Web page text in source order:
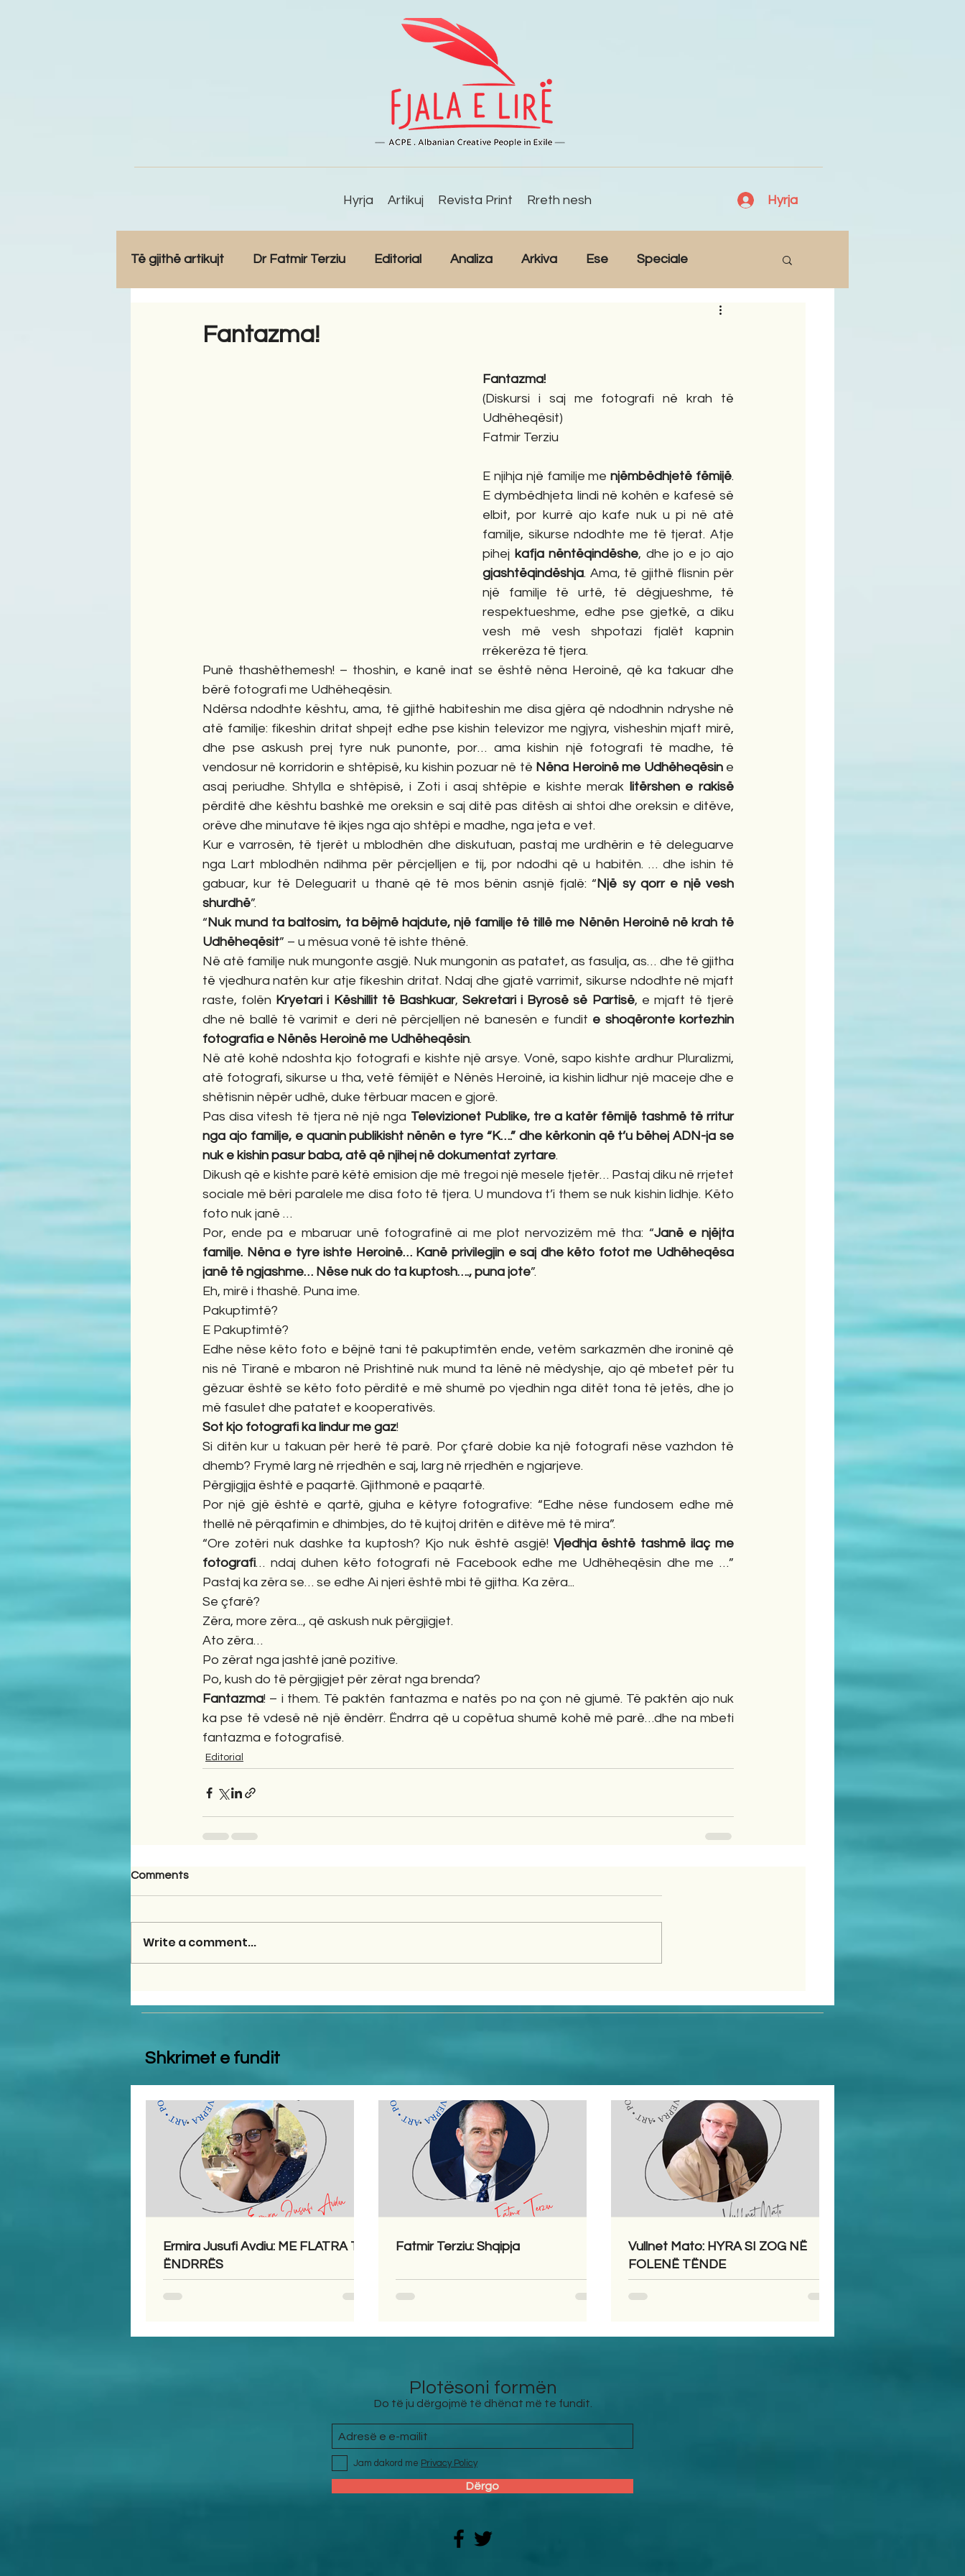
Hyrja Artikuj Revista Print Rreth nesh Hyrja
Të gjithë artikujt Dr Fatmir Terziu Editorial Analiza Arkiva Ese Speciale
Romane English
Fantazma!
Fantazma!
(Diskursi i saj me fotografi në krah të
Udhëheqësit)
Fatmir Terziu
E njihja një familje me njëmbëdhjetë fëmijë.
E dymbëdhjeta lindi në kohën e kafesë së
elbit, por kurrë ajo kafe nuk u pi në atë
familje, sikurse ndodhte me të tjerat. Atje
pihej kafja nëntëqindëshe
gjashtëqindëshja. Ama, të gjithë flisnin për
një familje të urtë, të dëgjueshme, të
respektueshme, edhe pse gjetkë, a diku
vesh më vesh shpotazi fjalët kapnin
rrëkerëza të tjera.
Punë thashëthemesh! – thoshin, e kanë inat se është nëna Heroinë, që ka takuar dhe
bërë fotografi me Udhëheqësin.
Ndërsa ndodhte kështu, ama, të gjithë habiteshin me disa gjëra që ndodhnin ndryshe në
atë familje: fikeshin dritat shpejt edhe pse kishin televizor me ngjyra, visheshin mjaft mirë,
dhe pse askush prej tyre nuk punonte, por… ama kishin një fotografi të madhe, të
vendosur në korridorin e shtëpisë, ku kishin pozuar në të Nëna Heroinë me Udhëheqësin e
asaj periudhe. Shtylla e shtëpisë, i Zoti i asaj shtëpie e kishte merak litërshen e rakisë
përditë dhe kështu bashkë me oreksin e saj ditë pas ditësh ai shtoi dhe oreksin e ditëve,
orëve dhe minutave të ikjes nga ajo shtëpi e madhe, nga jeta e vet.
Kur e varrosën, të tjerët u mblodhën dhe diskutuan, pastaj me urdhërin e të deleguarve
nga Lart mblodhën ndihma për përcjelljen e tij, por ndodhi që u habitën. … dhe ishin të
gabuar, kur të Deleguarit u thanë që të mos bënin asnjë fjalë: “Një sy qorr e një vesh
shurdhë”.
“Nuk mund ta baltosim, ta bëjmë hajdute, një familje të tillë me Nënën Heroinë në krah të
Udhëheqësit” – u mësua vonë të ishte thënë.
Në atë familje nuk mungonte asgjë. Nuk mungonin as patatet, as fasulja, as… dhe të gjitha
të vjedhura natën kur atje fikeshin dritat. Ndaj dhe gjatë varrimit, sikurse ndodhte në mjaft
raste, folën Kryetari i Këshillit të Bashkuar, Sekretari i Byrosë së Partisë, e mjaft të tjerë
dhe në ballë të varimit e deri në përcjelljen në banesën e fundit e shoqëronte kortezhin
fotografia e Nënës Heroinë me Udhëheqësin.
Në atë kohë ndoshta kjo fotografi e kishte një arsye. Vonë, sapo kishte ardhur Pluralizmi,
atë fotografi, sikurse u tha, vetë fëmijët e Nënës Heroinë, ia kishin lidhur një maceje dhe e
shëtisnin nëpër udhë, duke tërbuar macen e gjorë.
Pas disa vitesh të tjera në një nga Televizionet Publike, tre a katër fëmijë tashmë të rritur
nga ajo familje, e quanin publikisht nënën e tyre “K….” dhe kërkonin që t’u bëhej ADN-ja se
nuk e kishin pasur baba, atë që njihej në dokumentat zyrtare.
Dikush që e kishte parë këtë emision dje më tregoi një mesele tjetër… Pastaj diku në rrjetet
sociale më bëri paralele me disa foto të tjera. U mundova t’i them se nuk kishin lidhje. Këto
foto nuk janë …
Por, ende pa e mbaruar unë fotografinë ai me plot nervozizëm më tha: “Janë e njëjta
familje. Nëna e tyre ishte Heroinë… Kanë privilegjin e saj dhe këto fotot me Udhëheqësa
janë të ngjashme… Nëse nuk do ta kuptosh…., puna jote”.
Eh, mirë i thashë. Puna ime.
Pakuptimtë?
E Pakuptimtë?
Edhe nëse këto foto e bëjnë tani të pakuptimtën ende, vetëm sarkazmën dhe ironinë që
nis në Tiranë e mbaron në Prishtinë nuk mund ta lënë në mëdyshje, ajo që mbetet për tu
gëzuar është se këto foto përditë e më shumë po vjedhin nga ditët tona të jetës, dhe jo
më fasulet dhe patatet e kooperativës.
Sot kjo fotografi ka lindur me gaz!
Si ditën kur u takuan për herë të parë. Por çfarë dobie ka një fotografi nëse vazhdon të
dhemb? Frymë larg në rrjedhën e saj, larg në rrjedhën e ngjarjeve.
Përgjigjja është e paqartë. Gjithmonë e paqartë.
Por një gjë është e qartë, gjuha e këtyre fotografive: “Edhe nëse fundosem edhe më
thellë në përqafimin e dhimbjes, do të kujtoj dritën e ditëve më të mira”.
“Ore zotëri nuk dashke ta kuptosh? Kjo nuk është asgjë! Vjedhja është tashmë ilaç me
fotografi… ndaj duhen këto fotografi në Facebook edhe me Udhëheqësin dhe me …”
Pastaj ka zëra se… se edhe Ai njeri është mbi të gjitha. Ka zëra...
Se çfarë?
Zëra, more zëra..., që askush nuk përgjigjet.
Ato zëra…
Po zërat nga jashtë janë pozitive.
Po, kush do të përgjigjet për zërat nga brenda?
Fantazma! – i them. Të paktën fantazma e natës po na çon në gjumë. Të paktën ajo nuk
ka pse të vdesë në një ëndërr. Ëndrra që u copëtua shumë kohë më parë…dhe na mbeti
fantazma e fotografisë.
Editorial
Comments
Write a comment...
Shkrimet e fundit
Ermira Jusufi Avdiu: ME FLATRA TË
ËNDRRËS
Fatmir Terziu: Shqipja
Vullnet Mato: HYRA SI ZOG NË
FOLENË TËNDE
Plotësoni formën
Do të ju dërgojmë të dhënat më te fundit.
Jam dakord me Privacy Policy
Dërgo